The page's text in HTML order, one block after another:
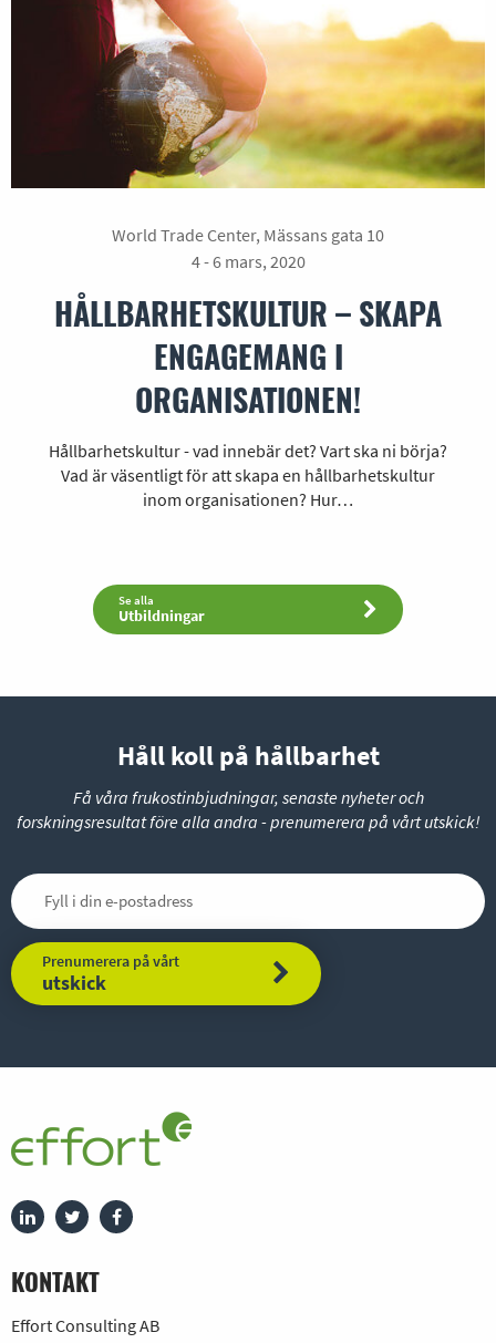
World Trade Center, Mässans gata 10
4 - 6 mars, 2020
HÅLLBARHETSKULTUR – SKAPA
ENGAGEMANG I
ORGANISATIONEN!
Hållbarhetskultur - vad innebär det? Vart ska ni börja?
Vad är väsentligt för att skapa en hållbarhetskultur
inom organisationen? Hur…
Se alla
Utbildningar
Håll koll på hållbarhet
Få våra frukostinbjudningar, senaste nyheter och
forskningsresultat före alla andra - prenumerera på vårt utskick!
Prenumerera på vårt
utskick
KONTAKT
Effort Consulting AB